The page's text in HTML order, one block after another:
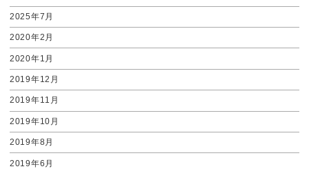
2025年7月
2020年2月
2020年1月
2019年12月
2019年11月
2019年10月
2019年8月
2019年6月